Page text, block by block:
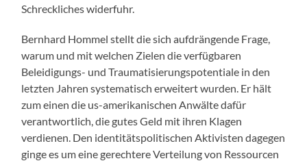
Schreckliches widerfuhr.
Bernhard Hommel stellt die sich aufdrängende Frage,
warum und mit welchen Zielen die verfügbaren
Beleidigungs- und Traumatisierungspotentiale in den
letzten Jahren systematisch erweitert wurden. Er hält
zum einen die us-amerikanischen Anwälte dafür
verantwortlich, die gutes Geld mit ihren Klagen
verdienen. Den identitätspolitischen Aktivisten dagegen
ginge es um eine gerechtere Verteilung von Ressourcen